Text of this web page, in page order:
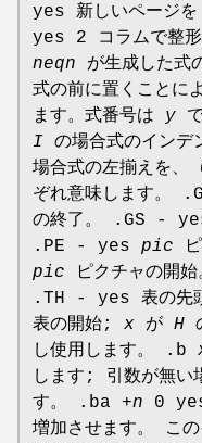
yes 新しいページ
yes 2 コラムで整
neqn が生成した式
式の前に置くことに
ます。式番号は y
I の場合式のイン
場合式の左揃えを、
ぞれ意味します。
の終了。 .GS -
.PE - yes pic
pic ピクチャの開
.TH - yes 表の先
表の開始; x が H
し使用します。 .b
します; 引数が無い
す。 .ba +n 0
増加させます。 こ